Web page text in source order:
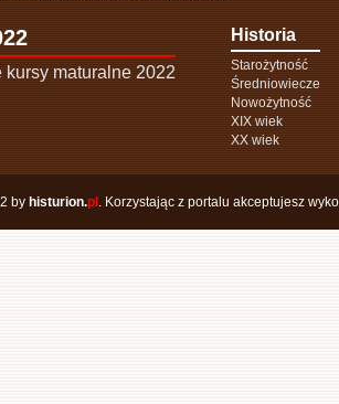
kursy maturalne 2022
Historia
Starożytność
Średniowiecze
Nowożytność
XIX wiek
XX wiek
by histurion.pl . Korzystając z portalu akceptujesz